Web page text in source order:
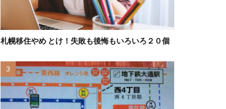
札幌移住やめ とけ！失敗も後悔もいろいろ２０個